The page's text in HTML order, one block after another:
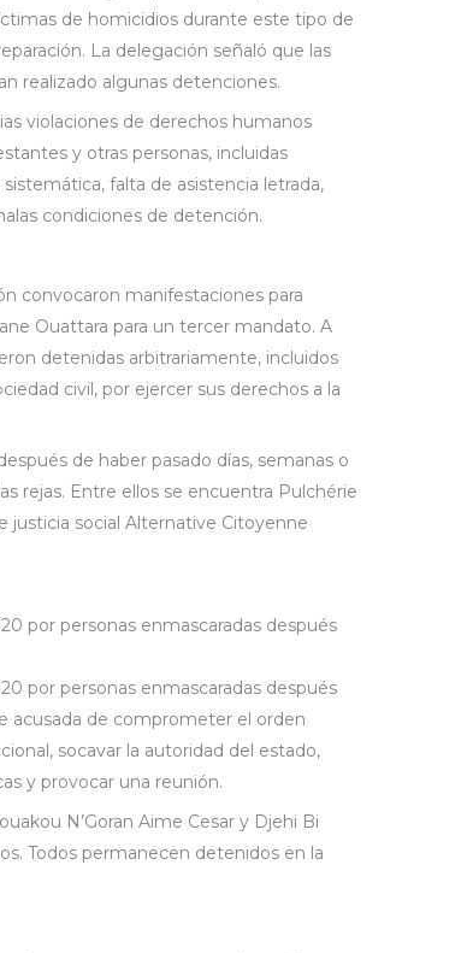
de homicidios durante este tipo de
La delegación señaló que las
realizado algunas detenciones.
violaciones de derechos humanos
y otras personas, incluidas
falta de asistencia letrada,
condiciones de detención.
convocaron manifestaciones para
Ouattara para un tercer mandato. A
detenidas arbitrariamente, incluidos
civil, por ejercer sus derechos a la
de haber pasado días, semanas o
rejas. Entre ellos se encuentra Pulchérie
justicia social Alternative Citoyenne
por personas enmascaradas después
por personas enmascaradas después
acusada de comprometer el orden
socavar la autoridad del estado,
y provocar una reunión.
N’Goran Aime Cesar y Djehi Bi
Todos permanecen detenidos en la